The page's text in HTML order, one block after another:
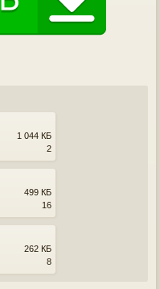
1 044 КБ
2
499 КБ
16
262 КБ
8